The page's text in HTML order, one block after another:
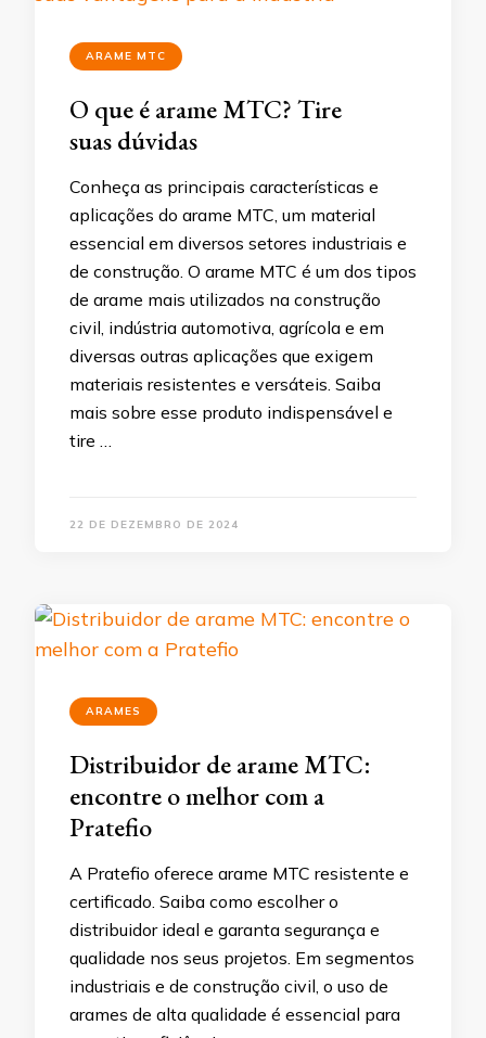
ARAME MTC
O que é arame MTC? Tire
suas dúvidas
Conheça as principais características e
aplicações do arame MTC, um material
essencial em diversos setores industriais e
de construção. O arame MTC é um dos tipos
de arame mais utilizados na construção
civil, indústria automotiva, agrícola e em
diversas outras aplicações que exigem
materiais resistentes e versáteis. Saiba
mais sobre esse produto indispensável e
tire …
22 DE DEZEMBRO DE 2024
ARAMES
Distribuidor de arame MTC:
encontre o melhor com a
Pratefio
A Pratefio oferece arame MTC resistente e
certificado. Saiba como escolher o
distribuidor ideal e garanta segurança e
qualidade nos seus projetos. Em segmentos
industriais e de construção civil, o uso de
arames de alta qualidade é essencial para